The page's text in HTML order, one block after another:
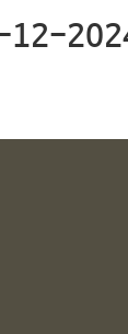
12-